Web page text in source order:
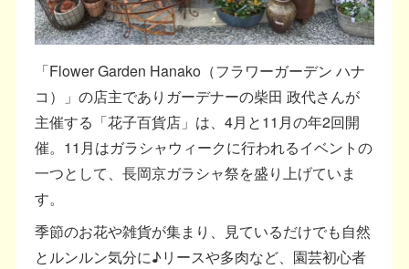
「Flower Garden Hanako（フラワーガーデン ハナ
コ）」の店主でありガーデナーの柴田 政代さんが
主催する「花子百貨店」は、4月と11月の年2回開
催。11月はガラシャウィークに行われるイベントの
一つとして、長岡京ガラシャ祭を盛り上げていま
す。
季節のお花や雑貨が集まり、見ているだけでも自然
とルンルン気分に♪リースや多肉など、園芸初心者